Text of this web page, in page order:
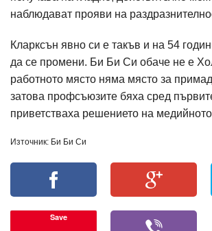
наблюдават прояви на
Кларксън явно си е такъв и на 54
да се промени. Би Би Си обаче не е
работното място няма място за
затова профсъюзите бяха сред
приветстваха решението на
Източник: Би Би Си
Save